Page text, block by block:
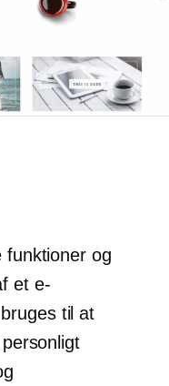
funktioner og
et e-
til at